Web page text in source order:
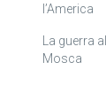
l’America
La guerra
Mosca